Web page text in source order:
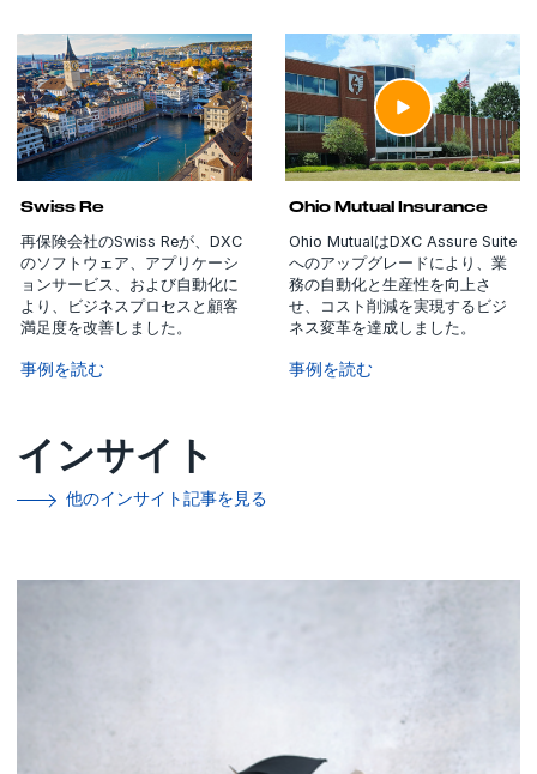
Swiss Re
再保険会社のSwiss Reが、DXC
のソフトウェア、アプリケーシ
ョンサービス、および自動化に
より、ビジネスプロセスと顧客
満足度を改善しました。
事例を読む
Ohio Mutual Insurance
Ohio MutualはDXC Assure Suite
へのアップグレードにより、業
務の自動化と生産性を向上さ
せ、コスト削減を実現するビジ
ネス変革を達成しました。
事例を読む
インサイト
他のインサイト記事を見る